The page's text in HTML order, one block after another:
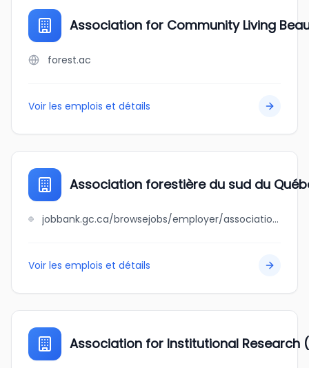
Association for Community Living
forest.ac
Voir les emplois et détails
Association forestière du sud du
jobbank.gc.ca/browsejobs/employer/association+foresti%C3%A8re+du+sud+du+qu%C3%A9bec/ca
Voir les emplois et détails
Association for Institutional Research